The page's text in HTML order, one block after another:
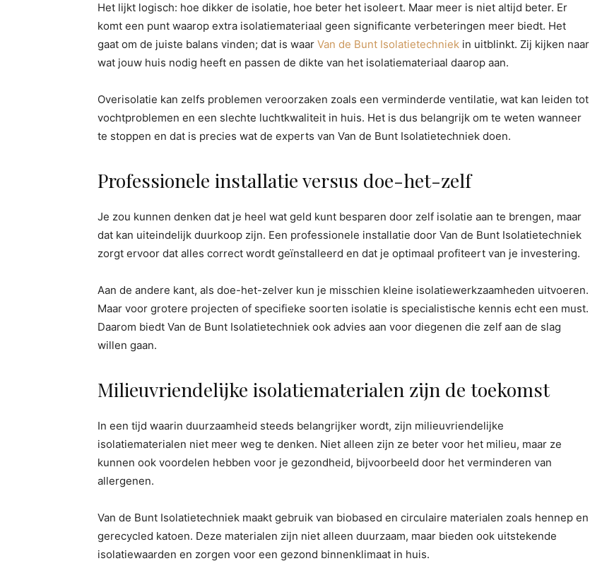
Het lijkt logisch: hoe dikker de isolatie, hoe beter het isoleert. Maar meer is niet altijd beter. Er
komt een punt waarop extra isolatiemateriaal geen significante verbeteringen meer biedt. Het
gaat om de juiste balans vinden; dat is waar Van de Bunt Isolatietechniek in uitblinkt. Zij kijken naar
wat jouw huis nodig heeft en passen de dikte van het isolatiemateriaal daarop aan.
Overisolatie kan zelfs problemen veroorzaken zoals een verminderde ventilatie, wat kan leiden tot
vochtproblemen en een slechte luchtkwaliteit in huis. Het is dus belangrijk om te weten wanneer
te stoppen en dat is precies wat de experts van Van de Bunt Isolatietechniek doen.
Professionele installatie versus doe-het-zelf
Je zou kunnen denken dat je heel wat geld kunt besparen door zelf isolatie aan te brengen, maar
dat kan uiteindelijk duurkoop zijn. Een professionele installatie door Van de Bunt Isolatietechniek
zorgt ervoor dat alles correct wordt geïnstalleerd en dat je optimaal profiteert van je investering.
Aan de andere kant, als doe-het-zelver kun je misschien kleine isolatiewerkzaamheden uitvoeren.
Maar voor grotere projecten of specifieke soorten isolatie is specialistische kennis echt een must.
Daarom biedt Van de Bunt Isolatietechniek ook advies aan voor diegenen die zelf aan de slag
willen gaan.
Milieuvriendelijke isolatiematerialen zijn de toekomst
In een tijd waarin duurzaamheid steeds belangrijker wordt, zijn milieuvriendelijke
isolatiematerialen niet meer weg te denken. Niet alleen zijn ze beter voor het milieu, maar ze
kunnen ook voordelen hebben voor je gezondheid, bijvoorbeeld door het verminderen van
allergenen.
Van de Bunt Isolatietechniek maakt gebruik van biobased en circulaire materialen zoals hennep en
gerecycled katoen. Deze materialen zijn niet alleen duurzaam, maar bieden ook uitstekende
isolatiewaarden en zorgen voor een gezond binnenklimaat in huis.